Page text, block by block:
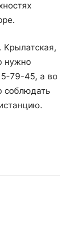
Крылатская,
нужно
79-45, а во
соблюдать